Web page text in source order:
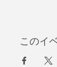
このイ